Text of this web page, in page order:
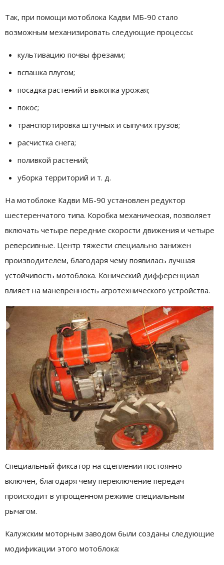
Так, при помощи мотоблока Кадви МБ-90 стало
возможным механизировать следующие процессы:
культивацию почвы фрезами;
вспашка плугом;
посадка растений и выкопка урожая;
покос;
транспортировка штучных и сыпучих грузов;
расчистка снега;
поливкой растений;
уборка территорий и т. д.
На мотоблоке Кадви МБ-90 установлен редуктор
шестеренчатого типа. Коробка механическая, позволяет
включать четыре передние скорости движения и четыре
реверсивные. Центр тяжести специально занижен
производителем, благодаря чему появилась лучшая
устойчивость мотоблока. Конический дифференциал
влияет на маневренность агротехнического устройства.
Специальный фиксатор на сцеплении постоянно
включен, благодаря чему переключение передач
происходит в упрощенном режиме специальным
рычагом.
Калужским моторным заводом были созданы следующие
модификации этого мотоблока: